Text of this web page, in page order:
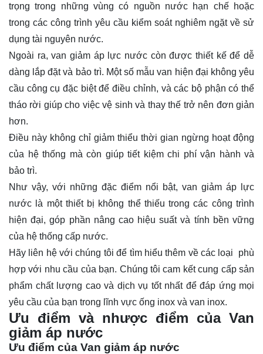
trọng trong những vùng có nguồn nước hạn chế hoặc
trong các công trình yêu cầu kiểm soát nghiêm ngặt về sử
dụng tài nguyên nước.
Ngoài ra, van giảm áp lực nước còn được thiết kế để dễ
dàng lắp đặt và bảo trì. Một số mẫu van hiện đại không yêu
cầu công cụ đặc biệt để điều chỉnh, và các bộ phận có thể
tháo rời giúp cho việc vệ sinh và thay thế trở nên đơn giản
hơn.
Điều này không chỉ giảm thiểu thời gian ngừng hoạt động
của hệ thống mà còn giúp tiết kiệm chi phí vận hành và
bảo trì.
Như vậy, với những đặc điểm nổi bật, van giảm áp lực
nước là một thiết bị không thể thiếu trong các công trình
hiện đại, góp phần nâng cao hiệu suất và tính bền vững
của hệ thống cấp nước.
Hãy liên hệvới chúng tôi để tìm hiểu thêm về các loại phù
hợp với nhu cầu của bạn. Chúng tôi cam kết cung cấp sản
phẩm chất lượng cao và dịch vụ tốt nhất để đáp ứng mọi
yêu cầu của bạn trong lĩnh vực ống inox và van inox.
Ưu điểm và nhược điểm của Van
giảm áp nước
Ưu điểm của Van giảm áp nước